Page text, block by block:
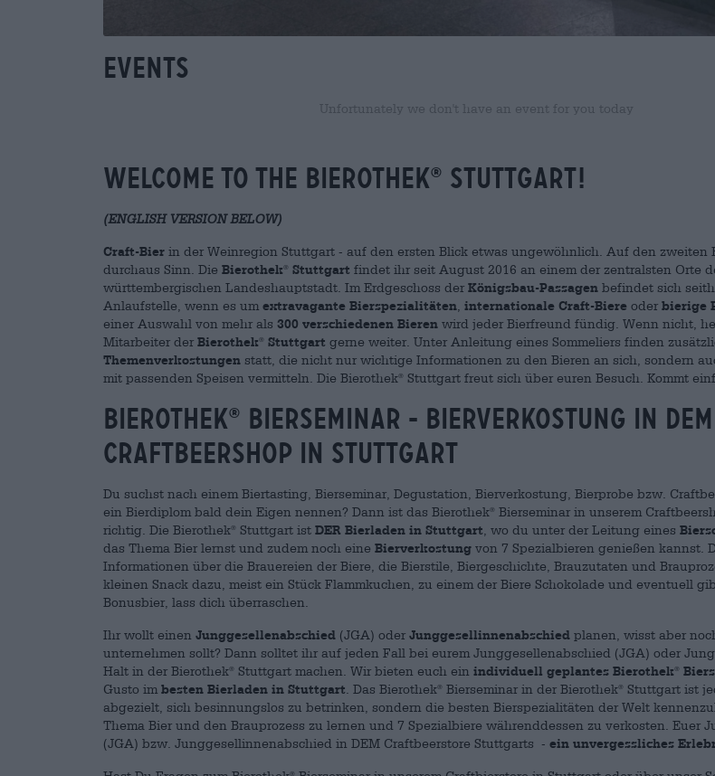
Events
Unfortunately we don't have an event for you today
WELCOME TO THE BIEROTHEK® STUTTGART!
(ENGLISH VERSION BELOW)
Craft-Bier in der Weinregion Stuttgart - auf den ersten Blick etwas ungewöhnlich. Auf den zweiten
durchaus Sinn. Die Bierothek ® Stuttgart findet ihr seit August 2016 an einem der zentralsten Orte
württembergischen Landeshauptstadt. Im Erdgeschoss der Königsbau-Passagen befindet sich
Anlaufstelle, wenn es um extravagante Bierspezialitäten internationale Craft-Biere oder bierige
einer Auswahl von mehr als 300 verschiedenen Bieren wird jeder Bierfreund fündig. Wenn nicht,
Mitarbeiter der Bierothek ® Stuttgart gerne weiter. Unter Anleitung eines Sommeliers finden
Themenverkostungen statt, die nicht nur wichtige Informationen zu den Bieren an sich, sondern
mit passenden Speisen vermitteln. Die Bierothek® Stuttgart freut sich über euren Besuch. Kommt
Bierothek® Bierseminar - Bierverkostung in DEM
Craftbeershop in Stuttgart
Du suchst nach einem Biertasting, Bierseminar, Degustation, Bierverkostung, Bierprobe bzw.
ein Bierdiplom bald dein Eigen nennen? Dann ist das Bierothek®
Bierseminar in unserem
richtig. Die Bierothek® Stuttgart ist DER Bierladen in Stuttgart , wo du unter der Leitung eines
das Thema Bier lernst und zudem noch eine Bierverkostung von 7 Spezialbieren genießen kannst.
Informationen über die Brauereien der Biere, die Bierstile, Biergeschichte, Brauzutaten und
kleinen Snack dazu, meist ein Stück Flammkuchen, zu einem der Biere Schokolade und eventuell
Bonusbier, lass dich überraschen.
Ihr wollt einen Junggesellenabschied (JGA) oder Junggesellinnenabschied planen, wisst aber
unternehmen sollt? Dann solltet ihr auf jeden Fall bei eurem Junggesellenabschied (JGA) oder
Halt in der Bierothek® Stuttgart machen. Wir bieten euch ein individuell geplantes Bierothek ®
Gusto im besten Bierladen in Stuttgart . Das Bierothek® Bierseminar in der Bierothek®
Stuttgart ist
abgezielt, sich besinnungslos zu betrinken, sondern die besten Bierspezialitäten der Welt
Thema Bier und den Brauprozess zu lernen und 7 Spezialbiere währenddessen zu verkosten. Euer
(JGA) bzw. Junggesellinnenabschied in DEM Craftbeerstore Stuttgarts - ein unvergessliches
®